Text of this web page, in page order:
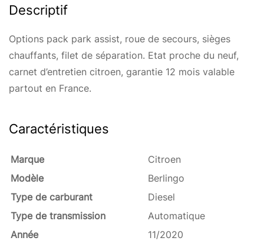
Descriptif
Options pack park assist, roue de secours, sièges
chauffants, filet de séparation. Etat proche du neuf,
carnet d’entretien citroen, garantie 12 mois valable
partout en France.
Caractéristiques
Marque
Citroen
Modèle
Berlingo
Type de carburant
Diesel
Type de transmission
Automatique
Année
11/2020